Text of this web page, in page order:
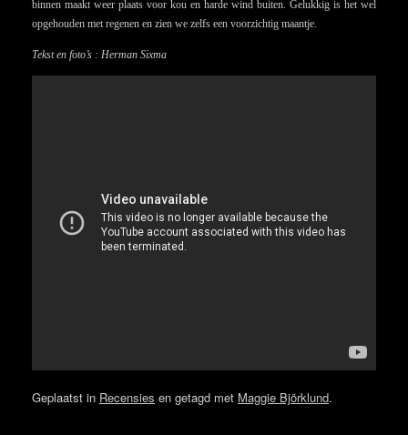
binnen maakt weer plaats voor kou en harde wind buiten. Gelukkig is het wel
opgehouden met regenen en zien we zelfs een voorzichtig maantje.
Tekst en foto’s : Herman Sixma
Geplaatst in Recensies en getagd met Maggie Björklund.